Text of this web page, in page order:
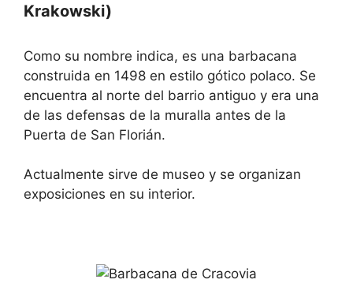
Krakowski)
Como su nombre indica, es una barbacana
construida en 1498 en estilo gótico polaco. Se
encuentra al norte del barrio antiguo y era una
de las defensas de la muralla antes de la
Puerta de San Florián.
Actualmente sirve de museo y se organizan
exposiciones en su interior.